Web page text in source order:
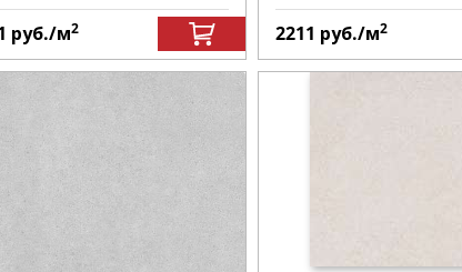
руб./м2 2211 руб./м2